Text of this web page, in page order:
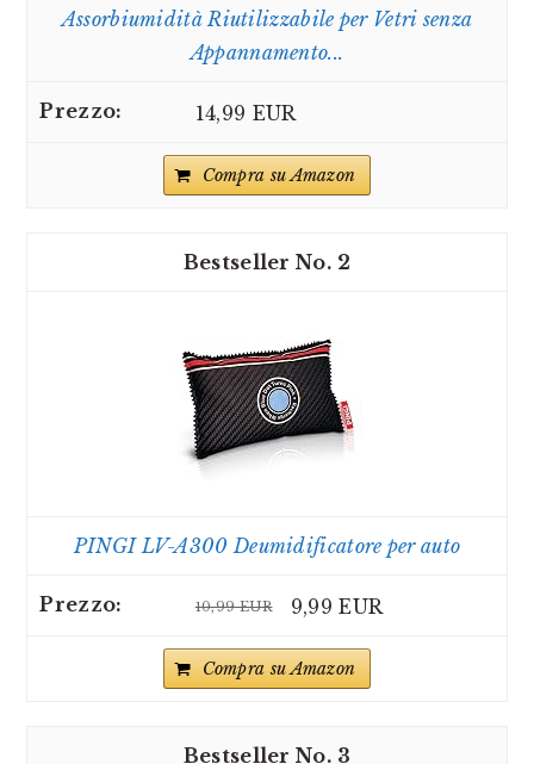
Assorbiumidità Riutilizzabile per Vetri senza
Appannamento...
14,99 EUR
Compra su Amazon
2
PINGI LV-A300 Deumidificatore per auto
10,99 EUR 9,99 EUR
Compra su Amazon
3